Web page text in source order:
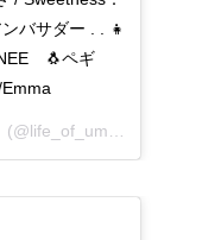
バサダー . . 👧
🐧ペギ
(@life_of_ume) on